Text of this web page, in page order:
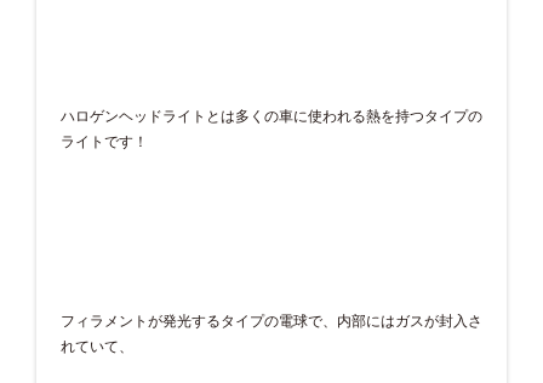
ハロゲンヘッドライトとは多くの車に使われる熱を持つタイプの
ライトです！
フィラメントが発光するタイプの電球で、内部にはガスが封入さ
れていて、